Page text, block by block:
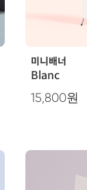
미니배너
Blanc
15,800원